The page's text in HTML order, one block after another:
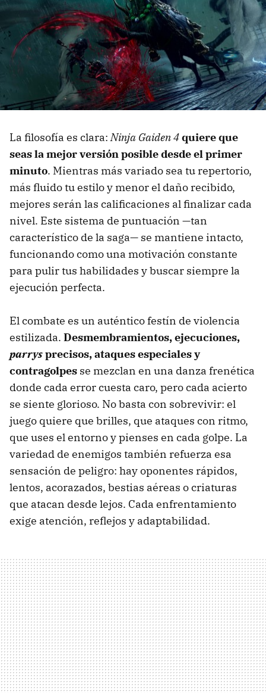
La filosofía es clara:Ninja Gaiden 4quiere que
seas la mejor versión posible desde el primer
minuto. Mientras más variado sea tu repertorio,
más fluido tu estilo y menor el daño recibido,
mejores serán las calificaciones al finalizar cada
nivel. Este sistema de puntuación —tan
característico de la saga— se mantiene intacto,
funcionando como una motivación constante
para pulir tus habilidades y buscar siempre la
ejecución perfecta.
El combate es un auténtico festín de violencia
estilizada. Desmembramientos, ejecuciones,
parrysprecisos, ataques especiales y
contragolpes se mezclan en una danza frenética
donde cada error cuesta caro, pero cada acierto
se siente glorioso. No basta con sobrevivir: el
juego quiere que brilles, que ataques con ritmo,
que uses el entorno y pienses en cada golpe. La
variedad de enemigos también refuerza esa
sensación de peligro: hay oponentes rápidos,
lentos, acorazados, bestias aéreas o criaturas
que atacan desde lejos. Cada enfrentamiento
exige atención, reflejos y adaptabilidad.